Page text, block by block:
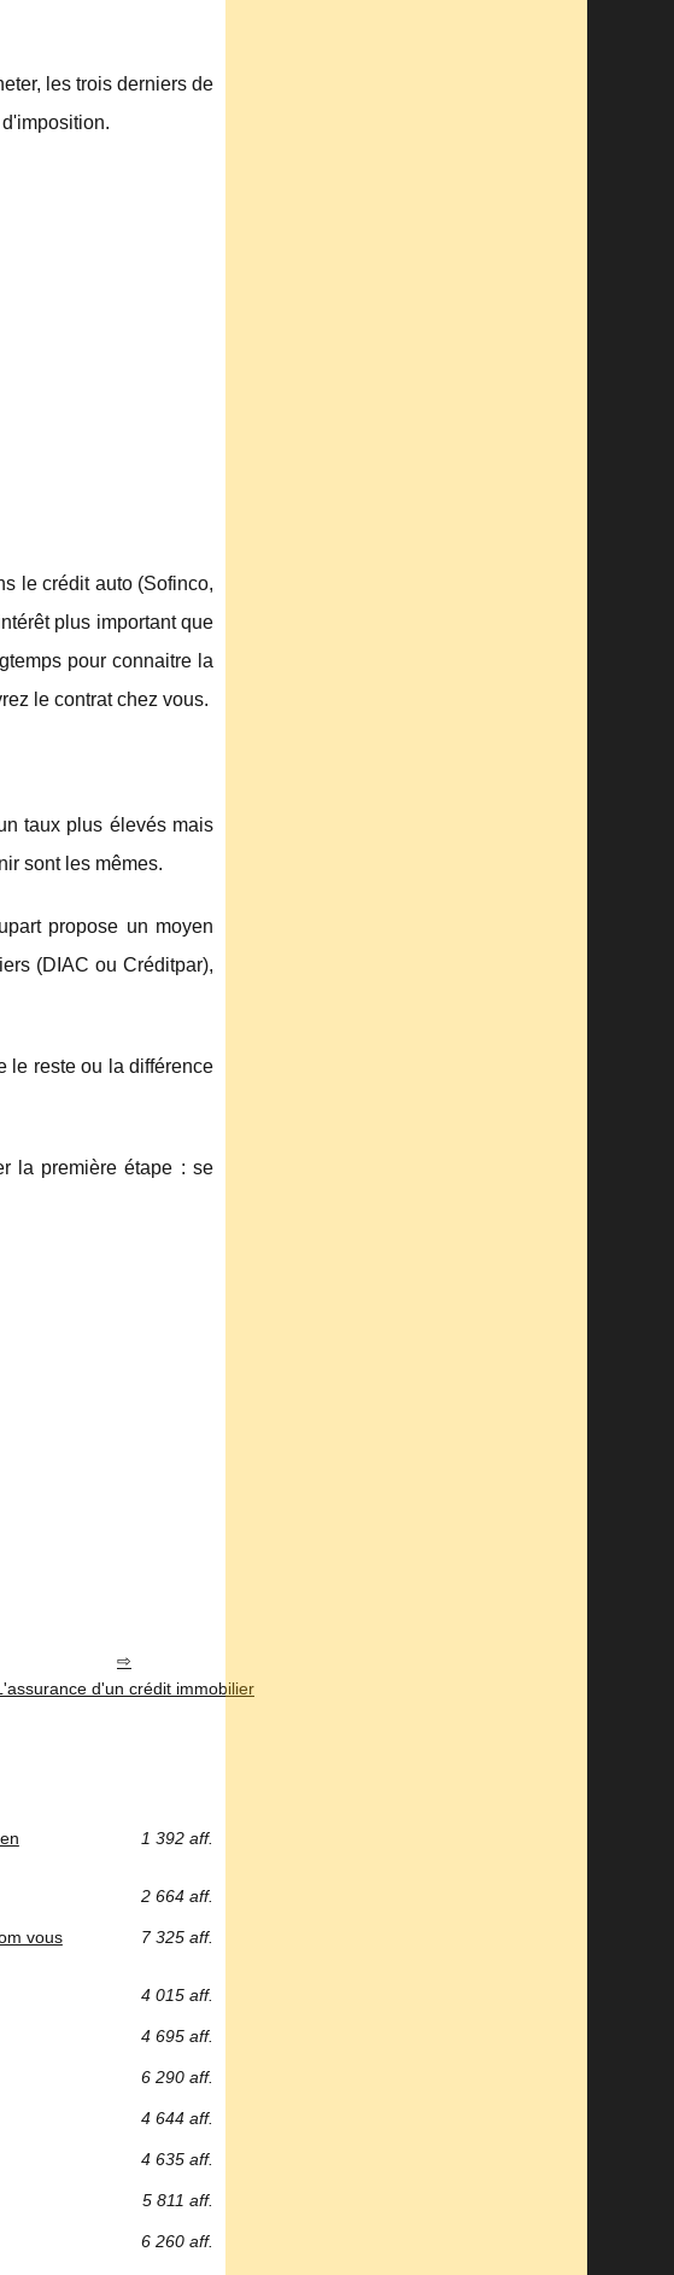
les trois derniers de
le crédit auto (Sofinco,
plus important que
pour connaitre la
le contrat chez vous.
taux plus élevés mais
sont les mêmes.
propose un moyen
(DIAC ou Créditpar),
le reste ou la différence
la première étape : se
d'un crédit immobilier
1 392 aff.
2 664 aff.
vous
7 325 aff.
4 015 aff.
4 695 aff.
6 290 aff.
4 644 aff.
4 635 aff.
5 811 aff.
6 260 aff.